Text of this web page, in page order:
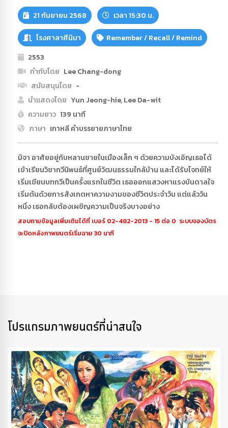
21 กันยายน 2568 เวลา 15:30 น.
โรงศาลาศีนิมา
Remember / Recall / Remind
2553
กำกับโดย Lee Chang-dong
สนับสนุนโดย -
นำแสดงโดย Yun Jeong-hie, Lee Da-wit
ความยาว 139 นาที
ภาษา เกาหลี คำบรรยายภาษาไทย
มิจา อาศัยอยู่กับหลานชายในเมืองเล็ก ๆ ด้วยความบังเอิญเธอได้
เข้าเรียนวิชากวีนิพนธ์ที่ศูนย์วัฒนธรรมใกล้บ้าน และได้รับโจทย์ให้
เริ่มเขียนบทกวีเป็นครั้งแรกในชีวิต เธอออกแสวงหาแรงบันดาลใจ
เริ่มต้นด้วยการสังเกตหาความงามของชีวิตประจำวัน แต่แล้ววัน
หนึ่ง เธอกลับต้องเผชิญความเป็นจริงบางอย่าง
สอบถามข้อมูลเพิ่มเติมได้ที่ เบอร์ 02-482-2013 - 15 ต่อ 0 ระบบจองบัตร
จะปิดหลังภาพยนตร์เริ่มฉาย 30 นาที
โปรแกรมภาพยนตร์ที่น่าสนใจ